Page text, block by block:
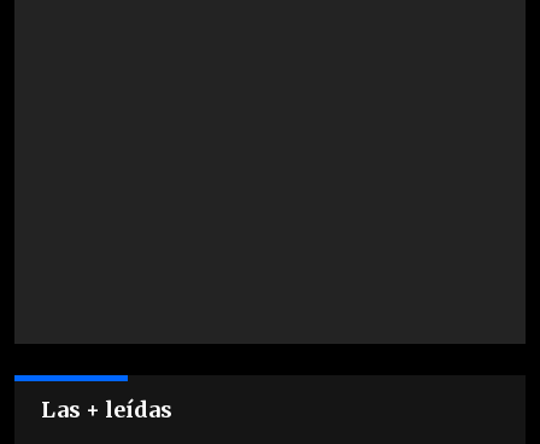
Las + leídas